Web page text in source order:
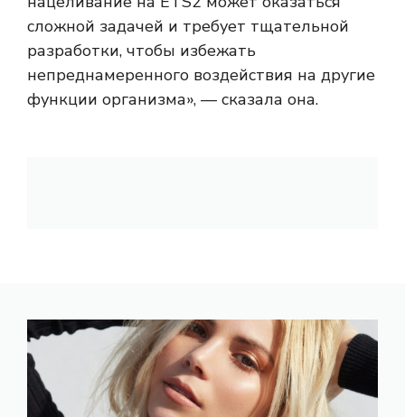
сложной задачей и требует тщательной
разработки, чтобы избежать
непреднамеренного воздействия на другие
функции организма», — сказала она.